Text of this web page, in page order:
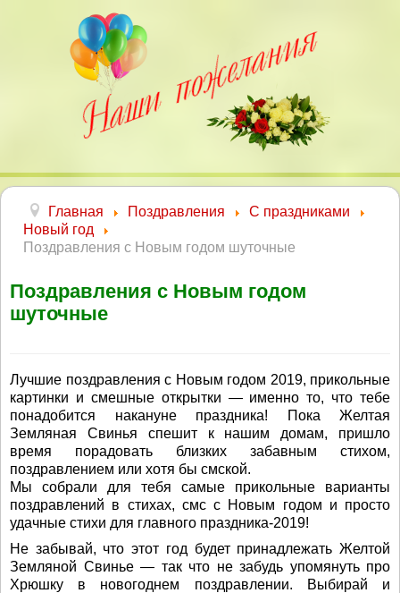
Главная Поздравления
С праздниками
Новый год
Поздравления с Новым годом шуточные
Поздравления с Новым годом
шуточные
Лучшие поздравления с Новым годом 2019, прикольные
картинки и смешные открытки — именно то, что тебе
понадобится накануне праздника! Пока Желтая
Земляная Свинья спешит к нашим домам, пришло
время порадовать близких забавным стихом,
поздравлением или хотя бы смской.
Мы собрали для тебя самые прикольные варианты
поздравлений в стихах, смс с Новым годом и просто
удачные стихи для главного праздника-2019!
Не забывай, что этот год будет принадлежать Желтой
Земляной Свинье — так что не забудь упомянуть про
Хрюшку в новогоднем поздравлении. Выбирай и